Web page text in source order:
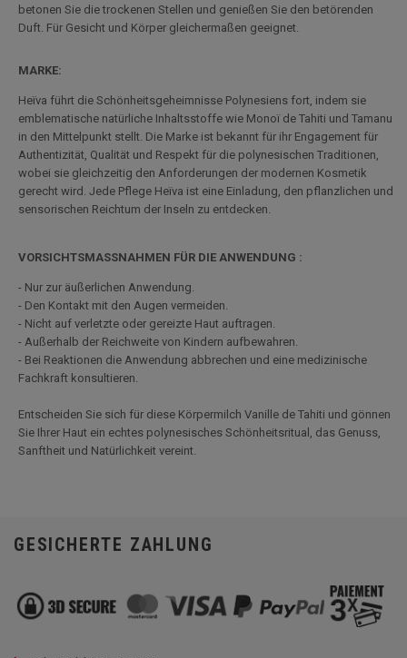
betonen Sie die trockenen Stellen und genießen Sie den betörenden
Duft. Für Gesicht und Körper gleichermaßen geeignet.
MARKE:
Heïva führt die Schönheitsgeheimnisse Polynesiens fort, indem sie
emblematische natürliche Inhaltsstoffe wie Monoï de Tahiti und Tamanu
in den Mittelpunkt stellt. Die Marke ist bekannt für ihr Engagement für
Authentizität, Qualität und Respekt für die polynesischen Traditionen,
wobei sie gleichzeitig den Anforderungen der modernen Kosmetik
gerecht wird. Jede Pflege Heïva ist eine Einladung, den pflanzlichen und
sensorischen Reichtum der Inseln zu entdecken.
VORSICHTSMASSNAHMEN FÜR DIE ANWENDUNG :
- Nur zur äußerlichen Anwendung.
- Den Kontakt mit den Augen vermeiden.
- Nicht auf verletzte oder gereizte Haut auftragen.
- Außerhalb der Reichweite von Kindern aufbewahren.
- Bei Reaktionen die Anwendung abbrechen und eine medizinische
Fachkraft konsultieren.
Entscheiden Sie sich für diese Körpermilch Vanille de Tahiti und gönnen
Sie Ihrer Haut ein echtes polynesisches Schönheitsritual, das Genuss,
Sanftheit und Natürlichkeit vereint.
GESICHERTE ZAHLUNG